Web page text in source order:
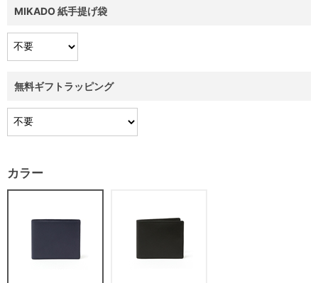
MIKADO 紙手提げ袋
無料ギフトラッピング
カラー